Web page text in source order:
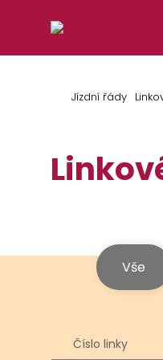
Jízdní řády
Vše
Číslo linky